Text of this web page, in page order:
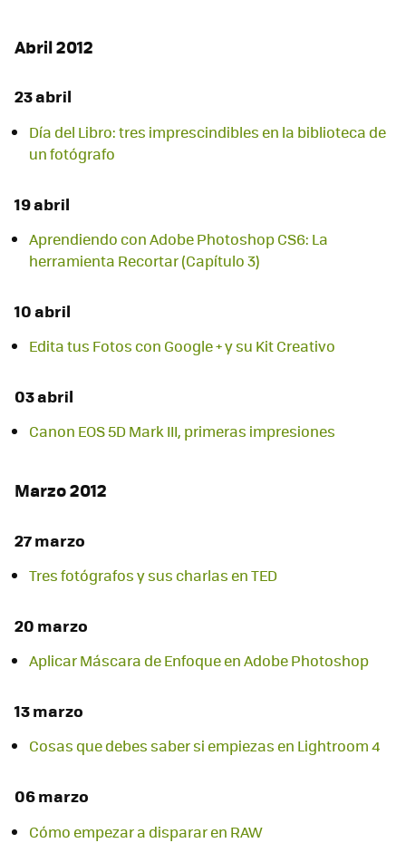
Abril 2012
23 abril
Día del Libro: tres imprescindibles en la biblioteca de
un fotógrafo
19 abril
Aprendiendo con Adobe Photoshop CS6: La
herramienta Recortar (Capítulo 3)
10 abril
Edita tus Fotos con Google + y su Kit Creativo
03 abril
Canon EOS 5D Mark III, primeras impresiones
Marzo 2012
27 marzo
Tres fotógrafos y sus charlas en TED
20 marzo
Aplicar Máscara de Enfoque en Adobe Photoshop
13 marzo
Cosas que debes saber si empiezas en Lightroom 4
06 marzo
Cómo empezar a disparar en RAW